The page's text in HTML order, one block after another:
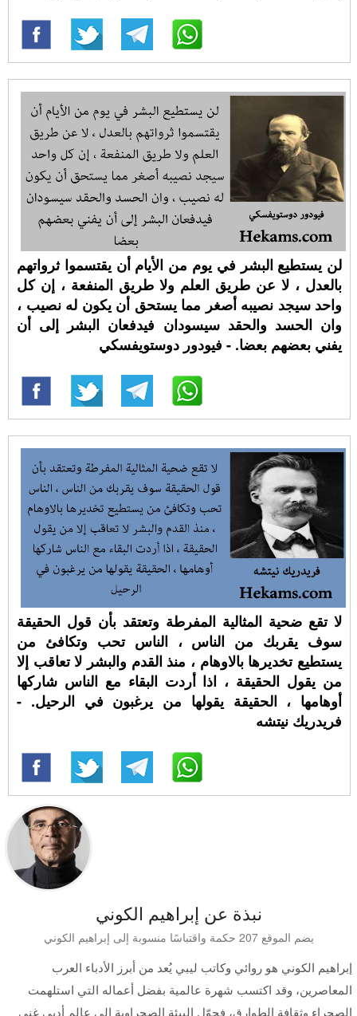
لن يستطيع البشر في يوم من الأيام أن يقتسموا ثرواتهم
بالعدل ، لا عن طريق العلم ولا طريق المنفعة ، إن كل
واحد سيجد نصيبه أصغر مما يستحق أن يكون له نصيب ،
وان الحسد والحقد سيسودان فيدفعان البشر إلى أن
يفني بعضهم بعضا. - فيودور دوستويفسكي
لا تقع ضحية المثالية المفرطة وتعتقد بأن قول الحقيقة
سوف يقربك من الناس ، الناس تحب وتكافئ من
يستطيع تخديرها بالاوهام ، منذ القدم والبشر لا تعاقب إلا
من يقول الحقيقة ، اذا أردت البقاء مع الناس شاركها
أوهامها ، الحقيقة يقولها من يرغبون في الرحيل. -
فريدريك نيتشه
نبذة عن إبراهيم الكوني
يضم الموقع 207 حكمة واقتباسًا منسوبة إلى إبراهيم الكوني
إبراهيم الكوني هو روائي وكاتب ليبي يُعد من أبرز الأدباء العرب
المعاصرين، وقد اكتسب شهرة عالمية بفضل أعماله التي استلهمت
الصحراء وثقافة الطوارق، فحوّل البيئة الصحراوية إلى عالم أدبي غني